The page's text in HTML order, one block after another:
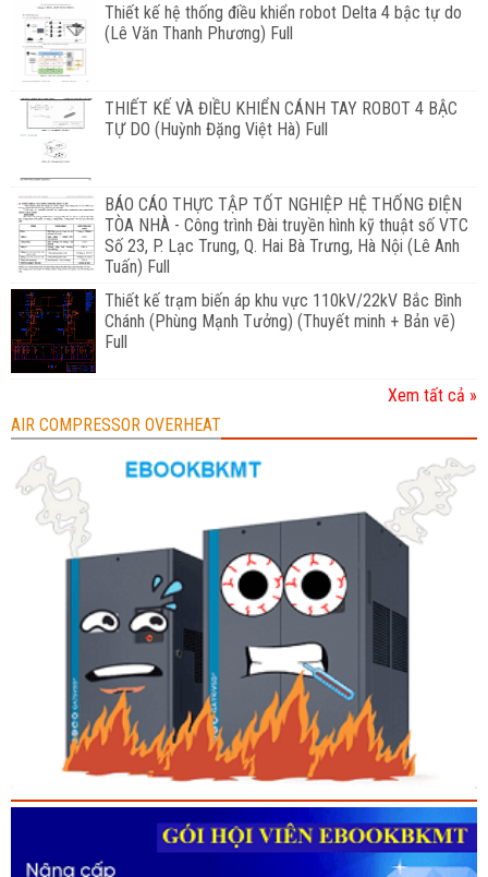
Thiết kế hệ thống điều khiển robot Delta 4 bậc tự do
(Lê Văn Thanh Phương) Full
THIẾT KẾ VÀ ĐIỀU KHIỂN CÁNH TAY ROBOT 4 BẬC
TỰ DO (Huỳnh Đặng Việt Hà) Full
BÁO CÁO THỰC TẬP TỐT NGHIỆP HỆ THỐNG ĐIỆN
TÒA NHÀ - Công trình Đài truyền hình kỹ thuật số VTC
Số 23, P. Lạc Trung, Q. Hai Bà Trưng, Hà Nội (Lê Anh
Tuấn) Full
Thiết kế trạm biến áp khu vực 110kV/22kV Bắc Bình
Chánh (Phùng Mạnh Tưởng) (Thuyết minh + Bản vẽ)
Full
Xem tất cả »
AIR COMPRESSOR OVERHEAT